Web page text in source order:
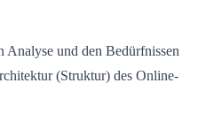
Analyse und den Bedürfnissen
(Struktur) des Online-